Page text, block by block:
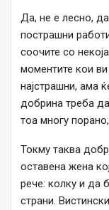
Да, не е лесно,
пострашни
соочите со
моментите кои
најстрашни, ама
добрина треба
тоа многу
Токму таква
оставена жена
рече: колку и да
страни.